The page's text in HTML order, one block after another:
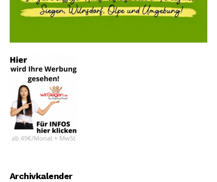
Archivkalender